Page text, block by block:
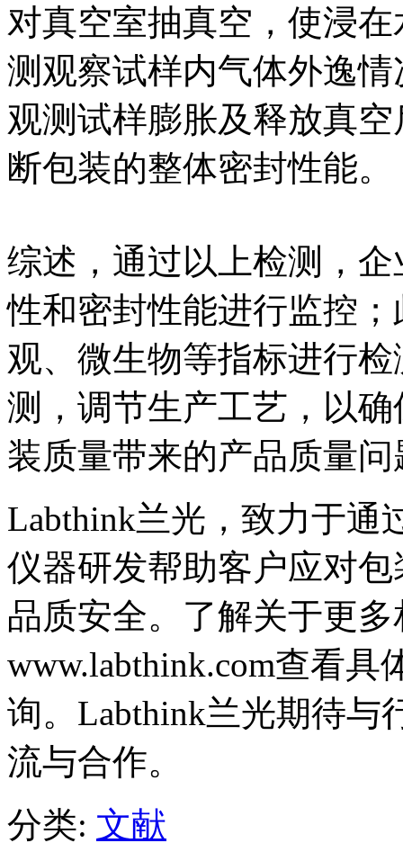
对真空室抽真空，使浸
测观察试样内气体外逸
观测试样膨胀及释放真
断包装的整体密封性能。
综述，通过以上检测，
性和密封性能进行监控
观、微生物等指标进行
测，调节生产工艺，以
装质量带来的产品质量问
Labthink兰光，致力于通
仪器研发帮助客户应对
品质安全。了解关于更
www.labthink.com查看具
询。Labthink兰光期待与
流与合作。
分类: 文献